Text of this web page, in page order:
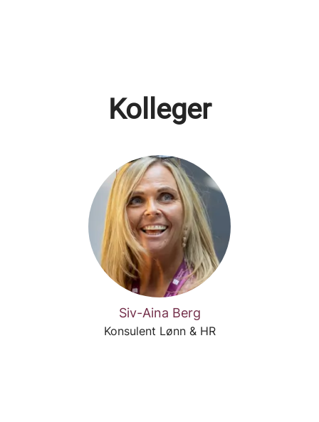
Kolleger
Siv-Aina Berg
Konsulent Lønn & HR